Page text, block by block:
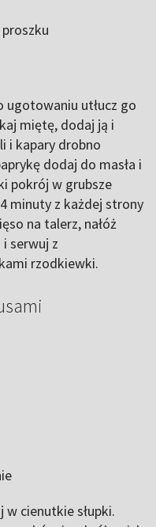
ugotowaniu utłucz go
miętę, dodaj ją i
i kapary drobno
dodaj do masła i
pokrój w grubsze
minuty z każdej strony
na talerz, nałóż
serwuj z
rzodkiewki.
w cienutkie słupki.